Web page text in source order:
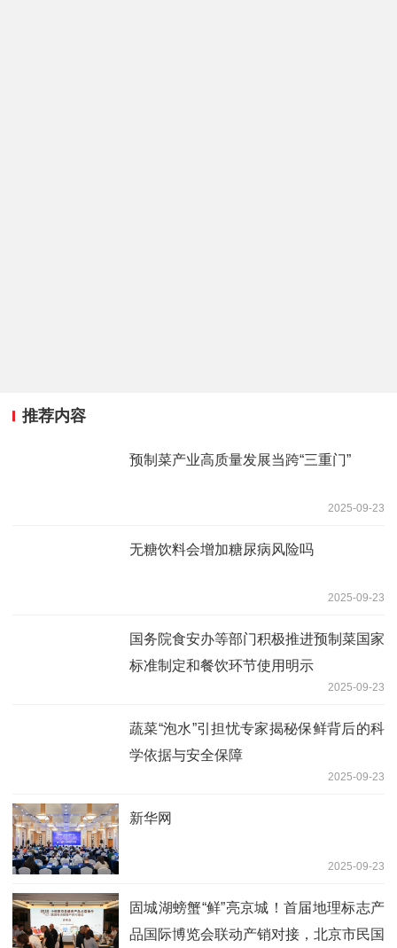
推荐内容
预制菜产业高质量发展当跨“三重门”
2025-09-23
无糖饮料会增加糖尿病风险吗
2025-09-23
国务院食安办等部门积极推进预制菜国家
标准制定和餐饮环节使用明示
2025-09-23
蔬菜“泡水”引担忧专家揭秘保鲜背后的科
学依据与安全保障
2025-09-23
新华网
2025-09-23
固城湖螃蟹“鲜”亮京城！首届地理标志产
品国际博览会联动产销对接，北京市民国